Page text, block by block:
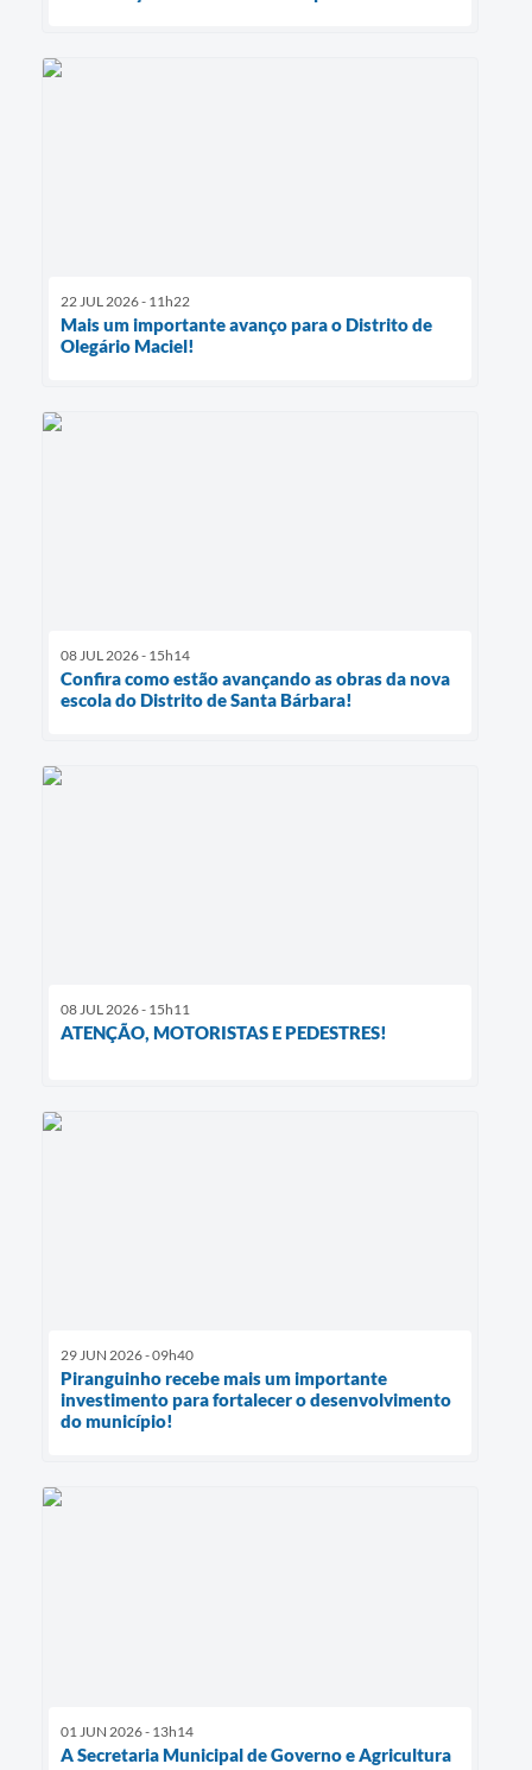
22 JUL 2026 - 11h22
Mais um importante avanço para o Distrito de
Olegário Maciel!
08 JUL 2026 - 15h14
Confira como estão avançando as obras da nova
escola do Distrito de Santa Bárbara!
08 JUL 2026 - 15h11
ATENÇÃO, MOTORISTAS E PEDESTRES!
29 JUN 2026 - 09h40
Piranguinho recebe mais um importante
investimento para fortalecer o desenvolvimento
do município!
01 JUN 2026 - 13h14
A Secretaria Municipal de Governo e Agricultura